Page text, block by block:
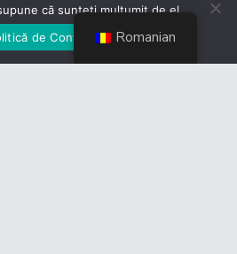
Romanian
că sunteți mulțumit de el.
de Confidențialiate